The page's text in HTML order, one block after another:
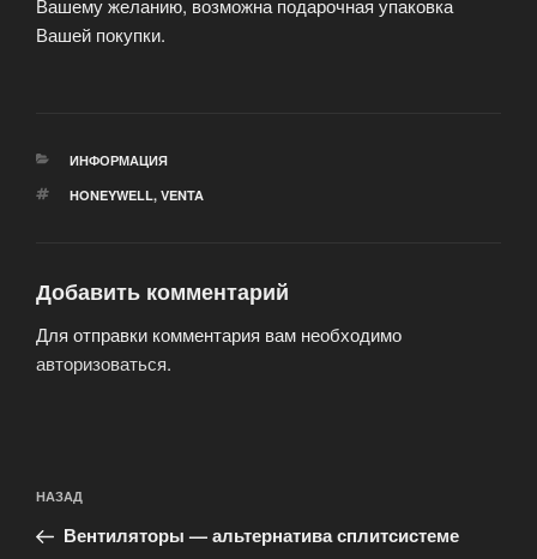
Вашему желанию, возможна подарочная упаковка
Вашей покупки.
РУБРИКИ
ИНФОРМАЦИЯ
МЕТКИ
HONEYWELL, VENTA
Добавить комментарий
Для отправки комментария вам необходимо
авторизоваться.
по
записям
Предыдущая
запись:
НАЗАД
Вентиляторы — альтернатива сплитсистеме